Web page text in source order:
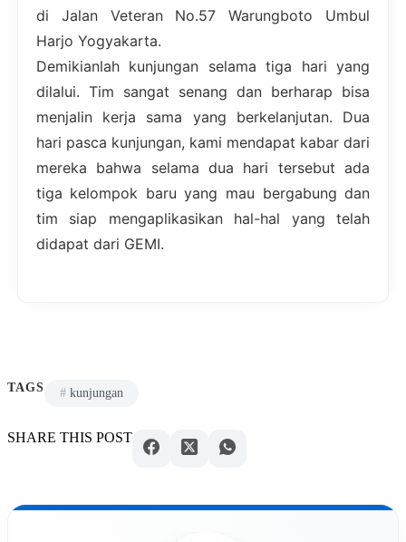
di Jalan Veteran No.57 Warungboto Umbul
Harjo Yogyakarta.
Demikianlah kunjungan selama tiga hari yang
dilalui. Tim sangat senang dan berharap bisa
menjalin kerja sama yang berkelanjutan. Dua
hari pasca kunjungan, kami mendapat kabar dari
mereka bahwa selama dua hari tersebut ada
tiga kelompok baru yang mau bergabung dan
tim siap mengaplikasikan hal-hal yang telah
didapat dari GEMI.
TAGS # kunjungan
SHARE THIS POST